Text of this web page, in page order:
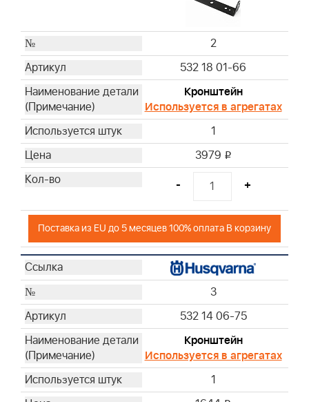
2
532 18 01-66
Кронштейн
Используется в агрегатах
1
3979 i
- +
Поставка из EU до 5 месяцев 100% оплата В корзину
3
532 14 06-75
Кронштейн
Используется в агрегатах
1